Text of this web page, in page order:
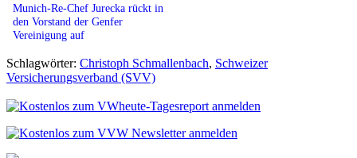
Munich-Re-Chef Jurecka rückt in
den Vorstand der Genfer
Vereinigung auf
Schlagwörter: Christoph Schmallenbach, Schweizer
Versicherungsverband (SVV)